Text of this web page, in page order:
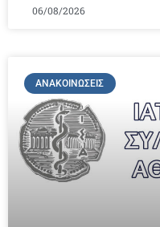
06/08/2026
ΑΝΑΚΟΙΝΏΣΕΙΣ